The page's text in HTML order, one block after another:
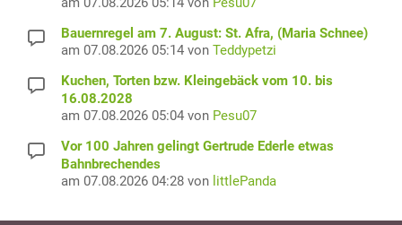
Bauernregel am 7. August: St. Afra, (Maria Schnee)
am 07.08.2026 05:14 von Teddypetzi
Kuchen, Torten bzw. Kleingebäck vom 10. bis
16.08.2028
am 07.08.2026 05:04 von Pesu07
Vor 100 Jahren gelingt Gertrude Ederle etwas
Bahnbrechendes
am 07.08.2026 04:28 von littlePanda